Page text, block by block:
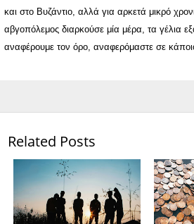
και στο Βυζάντιο, αλλά για αρκετά μικρό
αβγοπόλεμος διαρκούσε μία μέρα, τα γέλια
αναφέρουμε τον όρο, αναφερόμαστε σε
Related Posts